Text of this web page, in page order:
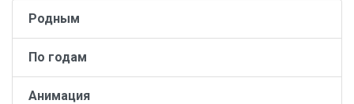
Родным
По годам
Анимация